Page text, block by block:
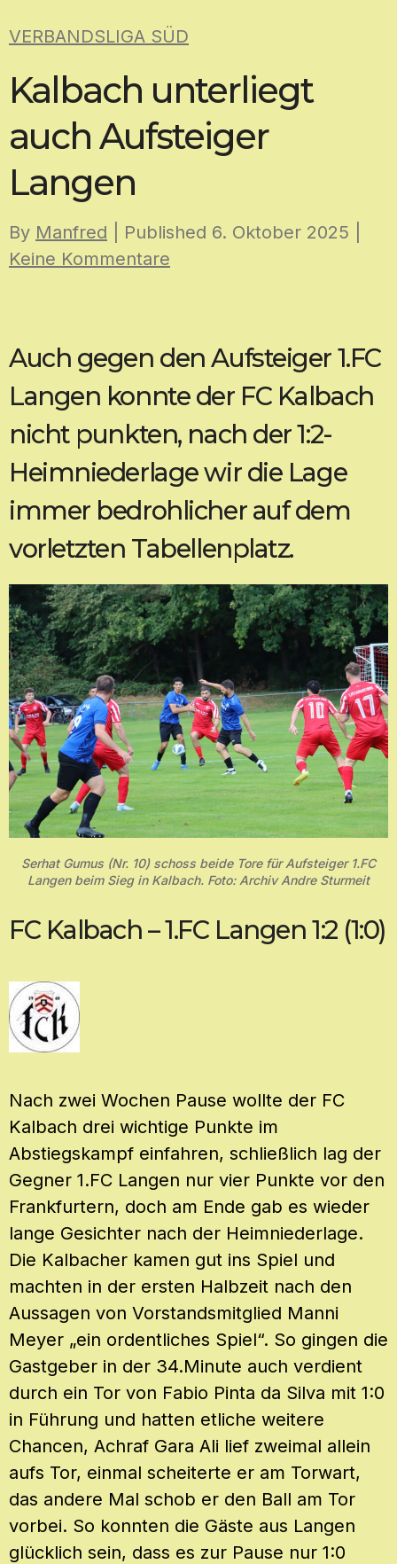
to
VERBANDSLIGA SÜD
Kalbach unterliegt
auch Aufsteiger
Langen
By Manfred | Published 6. Oktober 2025
Keine Kommentare
Auch gegen den Aufsteiger 1.FC
Langen konnte der FC Kalbach
nicht punkten, nach der 1:2-
Heimniederlage wir die Lage
immer bedrohlicher auf dem
vorletzten Tabellenplatz.
Serhat Gumus (Nr. 10) schoss beide Tore für Aufsteiger 1.FC
Langen beim Sieg in Kalbach. Foto: Archiv Andre Sturmeit
FC Kalbach – 1.FC Langen 1:2 (1:0)
Nach zwei Wochen Pause wollte der FC
Kalbach drei wichtige Punkte im
Abstiegskampf einfahren, schließlich lag der
Gegner 1.FC Langen nur vier Punkte vor den
Frankfurtern, doch am Ende gab es wieder
lange Gesichter nach der Heimniederlage.
Die Kalbacher kamen gut ins Spiel und
machten in der ersten Halbzeit nach den
Aussagen von Vorstandsmitglied Manni
Meyer „ein ordentliches Spiel“. So gingen die
Gastgeber in der 34.Minute auch verdient
durch ein Tor von Fabio Pinta da Silva mit 1:0
in Führung und hatten etliche weitere
Chancen, Achraf Gara Ali lief zweimal allein
aufs Tor, einmal scheiterte er am Torwart,
das andere Mal schob er den Ball am Tor
vorbei. So konnten die Gäste aus Langen
glücklich sein, dass es zur Pause nur 1:0